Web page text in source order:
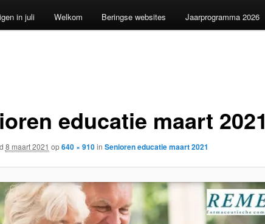
in juli Welkom Beringse websites Jaarprogramma 2026
educatie maart 2021
8 maart 2021 op640 × 910in Senioren educatie maart 2021